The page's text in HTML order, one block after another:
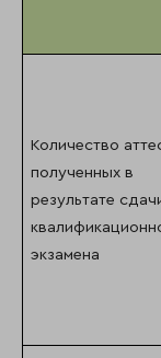
Количество
полученных в
результате
экзамена